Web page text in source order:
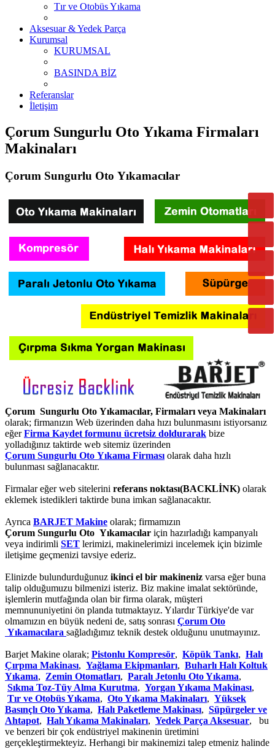
Tır ve Otobüs Yıkama
Aksesuar & Yedek Parça
Kurumsal
KURUMSAL
BASINDA BİZ
Referanslar
İletişim
Çorum Sungurlu Oto Yıkama Firmaları
Makinaları
Çorum Sungurlu Oto Yıkamacılar
Çorum Sungurlu Oto Yıkamacılar, Firmaları veya Makinaları
olarak; firmanızın Web üzerinden daha hızı bulunmasını istiyorsanız
eğerFirma Kaydet formunu ücretsiz doldurarak bize
yolladığınız taktirde web sitemiz üzerinden
Çorum Sungurlu Oto Yıkama Firmasıolarak daha hızlı
bulunması sağlanacaktır.
Firmalar eğer web sitelerini referans noktası(BACKLİNK) olarak
eklemek istedikleri taktirde buna imkan sağlanacaktır.
Ayrıca BARJET Makine olarak; firmamızın
Çorum Sungurlu Oto Yıkamacılar için hazırladığı kampanyalı
veya indirimli SET lerimizi, makinelerimizi incelemek için bizimle
iletişime geçmenizi tavsiye ederiz.
Elinizde bulundurduğunuz ikinci el bir makineniz varsa eğer buna
talip olduğumuzu bilmenizi isteriz. Biz makine imalat sektöründe,
işlemlerin mutfağında olan bir firma olarak, müşteri
memnununiyetini ön planda tutmaktayız. Yılardır Türkiye'de var
olmamızın en büyük nedeni de, satış sonrası Çorum Oto
Yıkamacılara sağladığımız teknik destek olduğunu unutmayınız.
Barjet Makine olarak; Pistonlu Kompresör, Köpük Tankı, Halı
Çırpma Makinası, Yağlama Ekipmanları, Buharlı Halı Koltuk
Yıkama, Zemin Otomatları, Paralı Jetonlu Oto Yıkama,
Sıkma Toz-Tüy Alma Kurutma, Yorgan Yıkama Makinası,
Tır ve Otobüs Yıkama, Oto Yıkama Makinaları, Yüksek
Basınçlı Oto Yıkama, Halı Paketleme Makinası, Süpürgeler ve
Ahtapot, Halı Yıkama Makinaları, Yedek Parça Aksesuar, bu
ve benzeri bir çok endüstriyel makinenin üretimini
gerçekleştirmekteyiz. Herhangi bir makinemizi talep etmeniz halinde